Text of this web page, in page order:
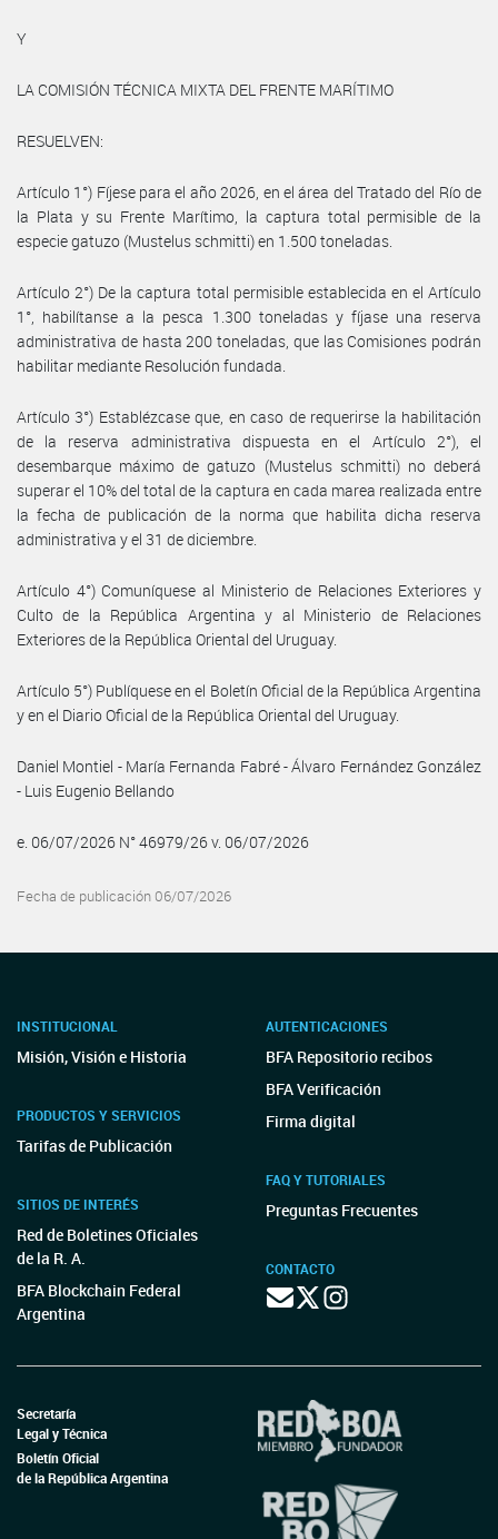
Y
LA COMISIÓN TÉCNICA MIXTA DEL FRENTE MARÍTIMO
RESUELVEN:
Artículo 1°) Fíjese para el año 2026, en el área del Tratado del Río de
la Plata y su Frente Marítimo, la captura total permisible de la
especie gatuzo (Mustelus schmitti) en 1.500 toneladas.
Artículo 2°) De la captura total permisible establecida en el Artículo
1°, habilítanse a la pesca 1.300 toneladas y fíjase una reserva
administrativa de hasta 200 toneladas, que las Comisiones podrán
habilitar mediante Resolución fundada.
Artículo 3°) Establézcase que, en caso de requerirse la habilitación
de la reserva administrativa dispuesta en el Artículo 2°), el
desembarque máximo de gatuzo (Mustelus schmitti) no deberá
superar el 10% del total de la captura en cada marea realizada entre
la fecha de publicación de la norma que habilita dicha reserva
administrativa y el 31 de diciembre.
Artículo 4°) Comuníquese al Ministerio de Relaciones Exteriores y
Culto de la República Argentina y al Ministerio de Relaciones
Exteriores de la República Oriental del Uruguay.
Artículo 5°) Publíquese en el Boletín Oficial de la República Argentina
y en el Diario Oficial de la República Oriental del Uruguay.
Daniel Montiel - María Fernanda Fabré - Álvaro Fernández González
- Luis Eugenio Bellando
e. 06/07/2026 N° 46979/26 v. 06/07/2026
Fecha de publicación 06/07/2026
INSTITUCIONAL
Misión, Visión e Historia
PRODUCTOS Y SERVICIOS
Tarifas de Publicación
SITIOS DE INTERÉS
Red de Boletines Oficiales
de la R. A.
BFA Blockchain Federal
Argentina
AUTENTICACIONES
BFA Repositorio recibos
BFA Verificación
Firma digital
FAQ Y TUTORIALES
Preguntas Frecuentes
CONTACTO
Secretaría
Legal y Técnica
Boletín Oficial
de la República Argentina